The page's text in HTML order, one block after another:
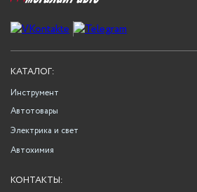
КАТАЛОГ:
Инструмент
Автотовары
Электрика и свет
Автохимия
КОНТАКТЫ: